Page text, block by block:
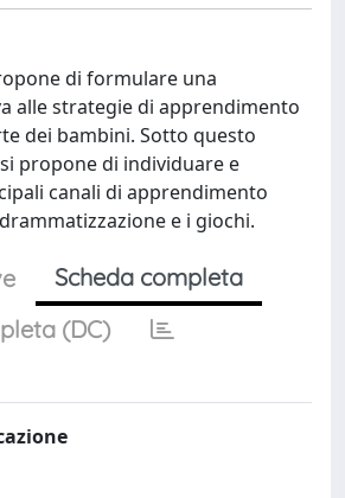
di formulare una
alle strategie di apprendimento
dei bambini. Sotto questo
propone di individuare e
canali di apprendimento
e i giochi.
Scheda completa
(DC)